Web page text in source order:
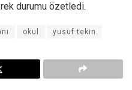
durumu özetledi.
okul yusuf tekin